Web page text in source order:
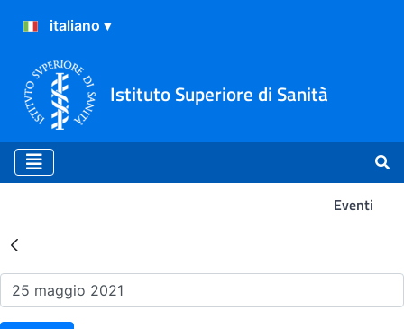
Istituto Superiore di Sanità
Eventi
Risultati della Ricerca -